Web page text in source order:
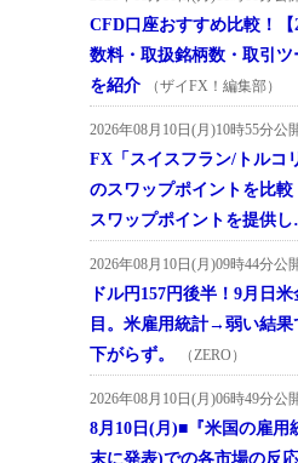
CFD口座おすすめ比較！
数料・取扱銘柄数・取引
を紹介
（ザイFX！編集部）
2026年08月10日(月)10時55分公
FX「スイスフラン/トルコ
のスワップポイントを比
スワップポイントを提供
2026年08月10日(月)09時44分公
ドル円157円後半！9月日
目。米雇用統計→弱い結果
下がらず。
（ZERO）
2026年08月10日(月)06時49分公
8月10日(月)■『米国の雇用
末に発表)での各市場の反